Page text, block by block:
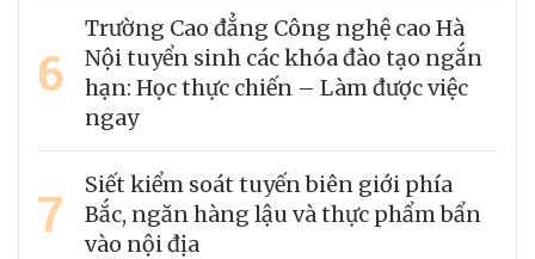
6
Trường Cao đẳng Công nghệ cao Hà
Nội tuyển sinh các khóa đào tạo ngắn
hạn: Học thực chiến – Làm được việc
ngay
7
Siết kiểm soát tuyến biên giới phía
Bắc, ngăn hàng lậu và thực phẩm bẩn
vào nội địa